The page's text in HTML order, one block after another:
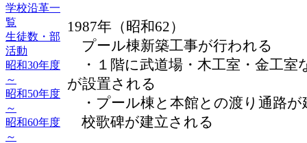
学校沿革一
覧
生徒数・部
活動
昭和30年度
～
昭和50年度
～
昭和60年度
～
1987年（昭和62）
プール棟新築工事が行われる
・１階に武道場・木工室・金工室
が設置される
・プール棟と本館との渡り通路が
校歌碑が建立される